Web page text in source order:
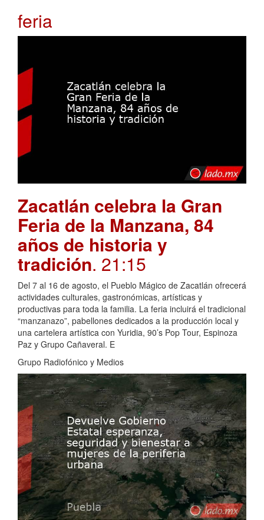
feria
Zacatlán celebra la Gran
Feria de la Manzana, 84
años de historia y
tradición. 21:15
Del 7 al 16 de agosto, el Pueblo Mágico de Zacatlán ofrecerá
actividades culturales, gastronómicas, artísticas y
productivas para toda la familia. La feria incluirá el tradicional
“manzanazo”, pabellones dedicados a la producción local y
una cartelera artística con Yuridia, 90’s Pop Tour, Espinoza
Paz y Grupo Cañaveral. E
Grupo Radiofónico y Medios